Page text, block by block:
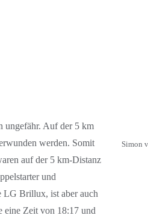
ungefähr. Auf der 5 km
werden. Somit
auf der 5 km-Distanz
und
LG Brillux, ist aber auch
eine Zeit von 18:17 und
Simon